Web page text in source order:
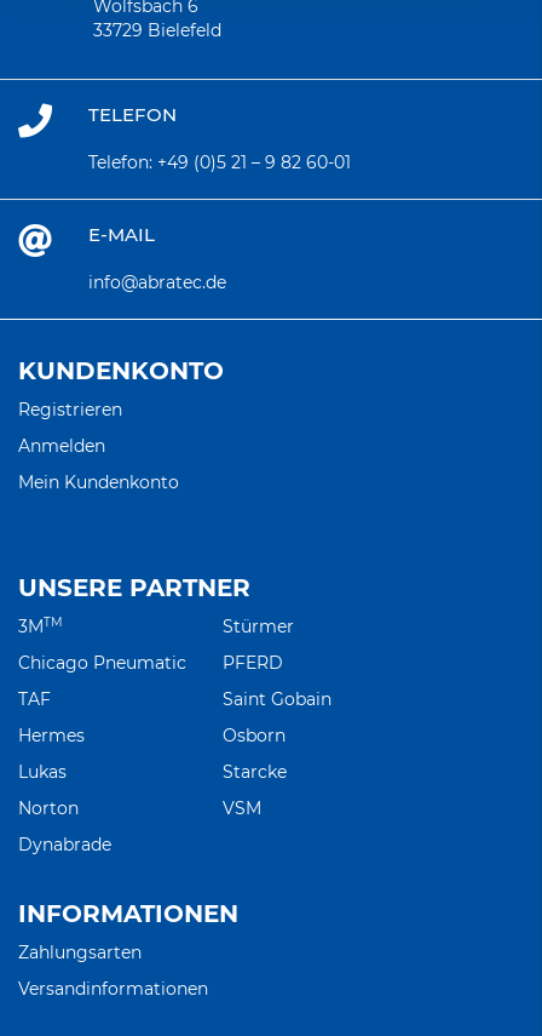
Wolfsbach 6
33729 Bielefeld
TELEFON
Telefon: +49 (0)5 21 – 9 82 60-01
E-MAIL
info@abratec.de
KUNDENKONTO
Registrieren
Anmelden
Mein Kundenkonto
UNSERE PARTNER
3MTM
Chicago Pneumatic
TAF
Hermes
Lukas
Norton
Dynabrade
Stürmer
PFERD
Saint Gobain
Osborn
Starcke
VSM
INFORMATIONEN
Zahlungsarten
Versandinformationen